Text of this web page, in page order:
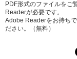
PDF形式のファイルをご
Readerが必要です。
Adobe Readerをお持ち
ださい。（無料）